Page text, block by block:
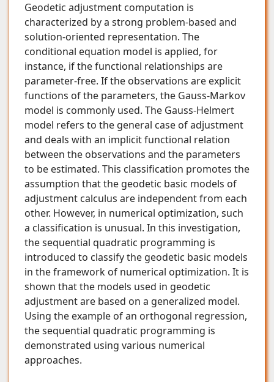
Geodetic adjustment computation is
characterized by a strong problem-based and
solution-oriented representation. The
conditional equation model is applied, for
instance, if the functional relationships are
parameter-free. If the observations are explicit
functions of the parameters, the Gauss-Markov
model is commonly used. The Gauss-Helmert
model refers to the general case of adjustment
and deals with an implicit functional relation
between the observations and the parameters
to be estimated. This classification promotes the
assumption that the geodetic basic models of
adjustment calculus are independent from each
other. However, in numerical optimization, such
a classification is unusual. In this investigation,
the sequential quadratic programming is
introduced to classify the geodetic basic models
in the framework of numerical optimization. It is
shown that the models used in geodetic
adjustment are based on a generalized model.
Using the example of an orthogonal regression,
the sequential quadratic programming is
demonstrated using various numerical
approaches.